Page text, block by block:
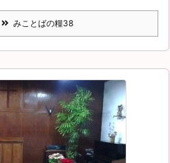
みことばの糧38